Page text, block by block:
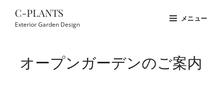
C-PLANTS
Exterior Garden Design
メニュー
オープンガーデンのご案内